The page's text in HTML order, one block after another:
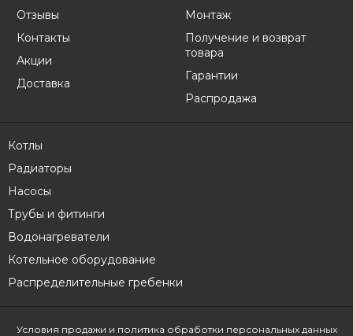
Отзывы
Контакты
Акции
Доставка
Монтаж
Получение и возврат
товара
Гарантии
Распродажа
Котлы
Радиаторы
Насосы
Трубы и фитинги
Водонагреватели
Котельное оборудование
Распределительные гребенки
Условия продажи и политика обработки персональных данных